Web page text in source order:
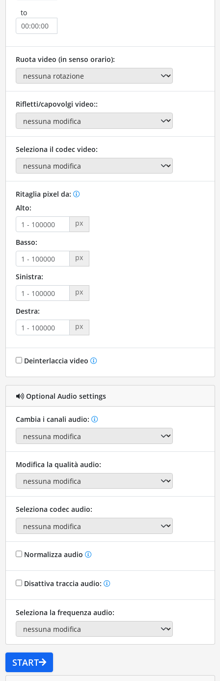
to
Ruota video (in senso orario):
Rifletti/capovolgi video::
Seleziona il codec video:
Ritaglia pixel da:
Alto:
px
Basso:
px
Sinistra:
px
Destra:
px
Deinterlaccia video
Optional Audio settings
Cambia i canali audio:
Modifica la qualità audio:
Seleziona codec audio:
Normalizza audio
Disattiva traccia audio:
Seleziona la frequenza audio:
START